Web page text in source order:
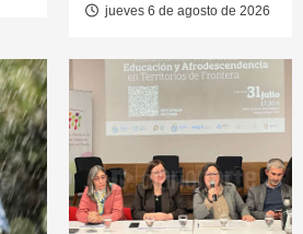
jueves 6 de agosto de 2026